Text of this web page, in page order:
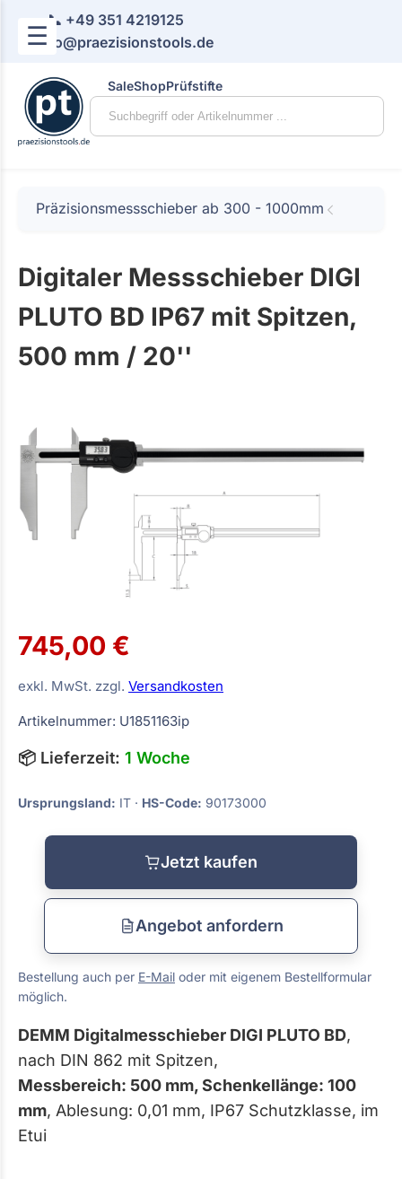
☰
📞 +49 351 4219125
📧 info@praezisionstools.de
SaleShopPrüfstifte
Präzisionsmessschieber ab 300 - 1000mm
Digitaler Messschieber DIGI
PLUTO BD IP67 mit Spitzen,
500 mm / 20''
745,00 €
exkl. MwSt. zzgl. Versandkosten
Artikelnummer: U1851163ip
📦 Lieferzeit: 1 Woche
Ursprungsland: IT · HS-Code: 90173000
Jetzt kaufen
Angebot anfordern
Bestellung auch per E-Mail oder mit eigenem Bestellformular
möglich.
DEMM Digitalmesschieber DIGI PLUTO BD,
nach DIN 862 mit Spitzen,
Messbereich: 500 mm, Schenkellänge: 100
mm, Ablesung: 0,01 mm, IP67 Schutzklasse, im
Etui